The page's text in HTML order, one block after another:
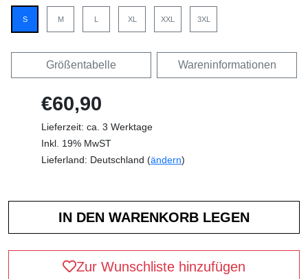
S M L XL XXL 3XL
Größentabelle Wareninformationen
€60,90
Lieferzeit: ca. 3 Werktage
Inkl. 19% MwST
Lieferland: Deutschland (ändern)
Zur Wunschliste hinzufügen